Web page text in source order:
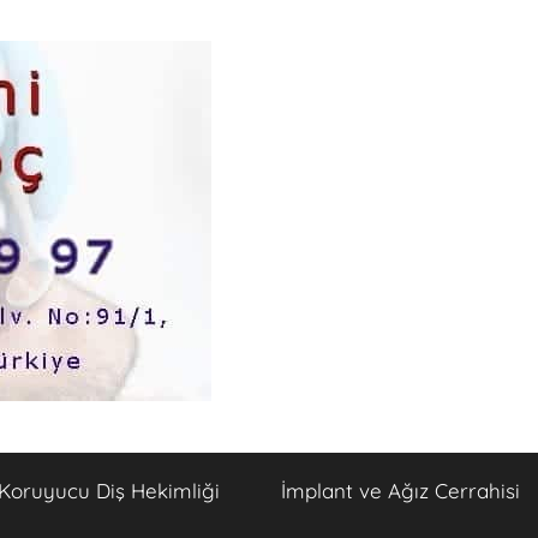
Diş Hekimliği İmplant ve Ağız Cerrahisi